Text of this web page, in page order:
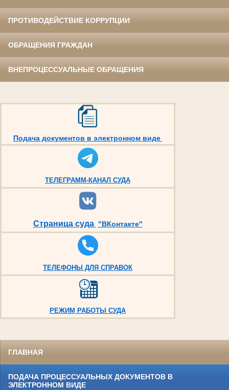
ПРОТИВОДЕЙСТВИЕ КОРРУПЦИИ
ОБРАЩЕНИЯ ГРАЖДАН
ВНЕПРОЦЕССУАЛЬНЫЕ ОБРАЩЕНИЯ
Подача документов в электронном виде
ТЕЛЕГРАММ-КАНАЛ СУДА
Страница суда "ВКонтакте"
ТЕЛЕФОНЫ ДЛЯ СПРАВОК
РЕЖИМ РАБОТЫ СУДА
ГЛАВНАЯ
ПОДАЧА ПРОЦЕССУАЛЬНЫХ ДОКУМЕНТОВ В
ЭЛЕКТРОННОМ ВИДЕ